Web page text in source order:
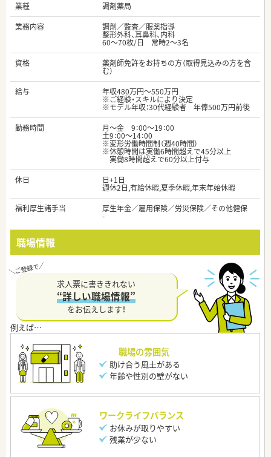
業種
調剤薬局
業務内容
調剤／監査／服薬指導
整形外科、耳鼻科、内科
60～70枚/日 常時2～3名
資格
薬剤師免許をお持ちの方（取得見込みの方を含
む）
給与
年収480万円～550万円
※ご経験・スキルにより決定
※モデル年収：30代経験者 年俸500万円前後
勤務時間
月～金 9：00～19：00
土9：00～14：00
※変形労働時間制（週40時間）
※休憩時間は実働6時間超えで45分以上
実働8時間超えで60分以上付与
休日
日+1日
週休2日,有給休暇,夏季休暇,年末年始休暇
福利厚生諸手当
厚生年金／雇用保険／労災保険／その他健保
-
職場情報
求人票に書ききれない
“詳しい職場情報”
をお伝えします！
職場の雰囲気
助け合う風土がある
年齢や性別の壁がない
ワークライフバランス
お休みが取りやすい
残業が少ない